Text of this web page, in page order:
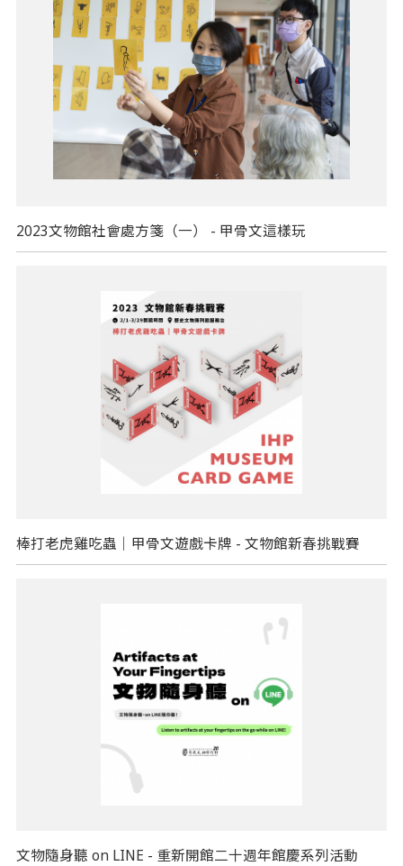
2023文物館社會處方箋（一） - 甲骨文這樣玩
棒打老虎雞吃蟲｜甲骨文遊戲卡牌 - 文物館新春挑戰賽
文物隨身聽 on LINE - 重新開館二十週年館慶系列活動